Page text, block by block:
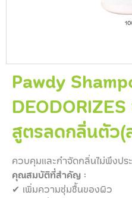
Pawdy
สูตรลดกลิ่นตัว(
ควบคุมและกำจัดกลิ่นไม่พึงปร
คุณสมบัติที่สำคัญ :
✔ เพิ่มความชุ่มชื้นของผิว